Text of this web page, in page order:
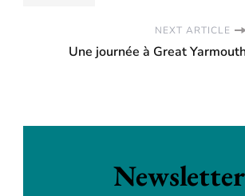
NEXT ARTICLE
Une journée à Great
Newsletter